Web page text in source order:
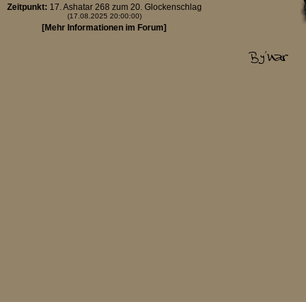
Zeitpunkt: 17. Ashatar 268 zum 20. Glockenschlag
(17.08.2025 20:00:00)
[Mehr Informationen im Forum]